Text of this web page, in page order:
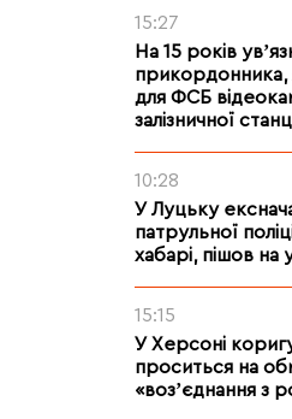
15:27
На 15 років
прикордонника,
для ФСБ
залізничної
10:28
У Луцьку
патрульної
хабарі, пішов на
15:15
У Херсоні
проситься на
«возʼєднання з